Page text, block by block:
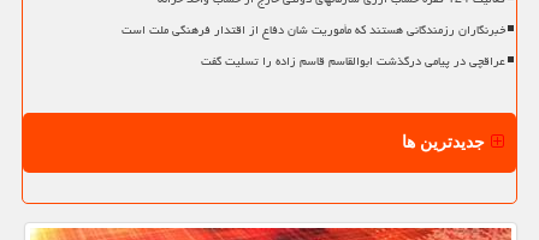
خبرنگاران رزمندگانی هستند که مأموریت شان دفاع از اقتدار فرهنگی ملت است
عراقچی در پیامی درگذشت ابوالقاسم قاسم زاده را تسلیت گفت
جدیدترین ها